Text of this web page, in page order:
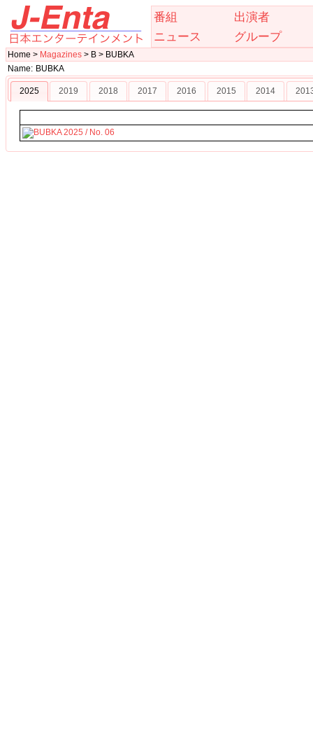
番組
出演者
ニュース
グループ
Home > Magazines > B > BUBKA
Name: BUBKA
2025 2019 2018 2017 2016 2015 2014